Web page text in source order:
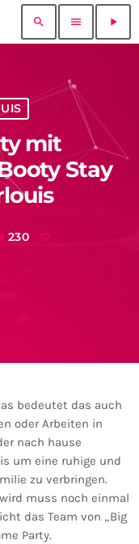
search menu play_arrow
mit
Stay
230
bedeutet das auch
oder Arbeiten in
nach hause
um eine ruhige und
zu verbringen.
muss noch einmal
das Team von „Big
Party.